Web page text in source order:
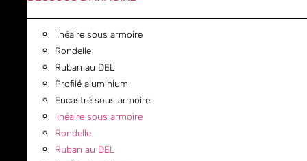
linéaire sous armoire
Rondelle
Ruban au DEL
Profilé aluminium
Encastré sous armoire
linéaire sous armoire
Rondelle
Ruban au DEL